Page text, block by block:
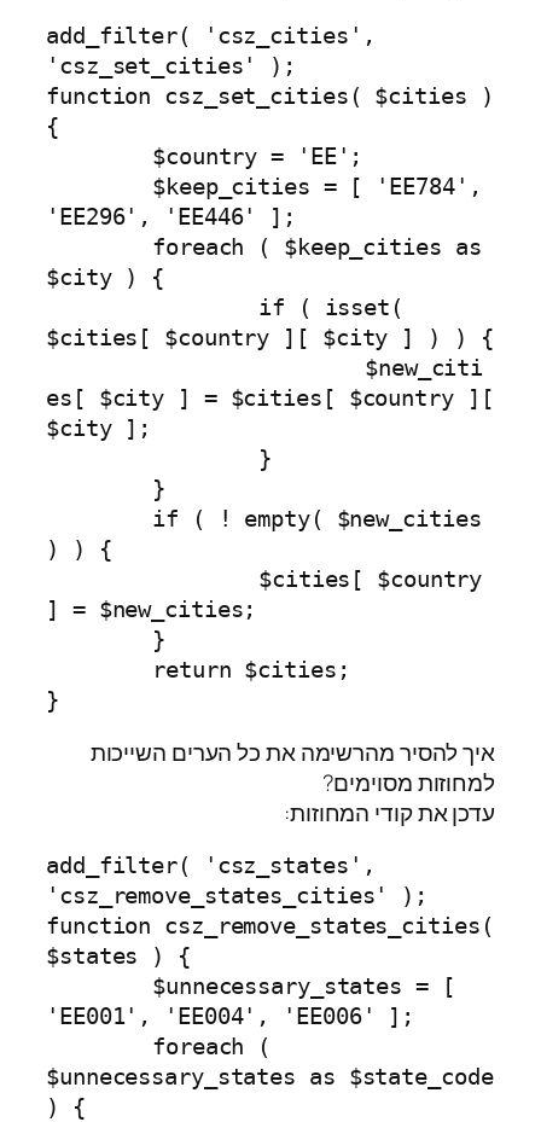
add_filter( 'csz_cities',
'csz_set_cities' );
function csz_set_cities( $cities )
{
'EE296', 'EE446' ];
$city ) {
$cities[ $country ][ $city ] ) ) {
es[ $city ] = $cities[ $country ][
$city ];
) ) {
] = $new_cities;
}
איך להסיר מהרשימה את כל הערים השייכות
למחוזות מסוימים?
עדכן את קודי המחוזות:
add_filter( 'csz_states',
'csz_remove_states_cities' );
function csz_remove_states_cities(
$states ) {
'EE001', 'EE004', 'EE006' ];
$unnecessary_states as $state_code
) {